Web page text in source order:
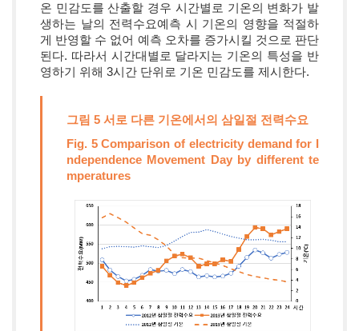
온 민감도를 산출할 경우 시간별로 기온의 변화가 발
생하는 날의 전력수요예측 시 기온의 영향을 적절하
게 반영할 수 없어 예측 오차를 증가시킬 것으로 판단
된다. 따라서 시간대별로 달라지는 기온의 특성을 반
영하기 위해 3시간 단위로 기온 민감도를 제시한다.
그림 5 서로 다른 기온에서의 삼일절 전력수요
Fig. 5 Comparison of electricity demand for I
ndependence Movement Day by different te
mperatures